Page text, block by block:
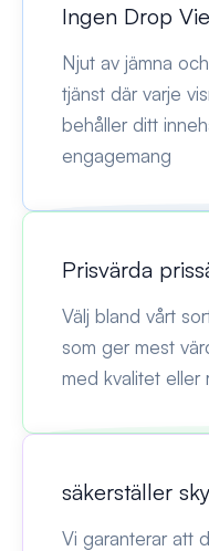
Ingen Drop
Njut av jämna
tjänst där varje
behåller ditt
engagemang
Prisvärda
Välj bland vårt
som ger mest
med kvalitet eller
säkerställer
Vi garanterar att